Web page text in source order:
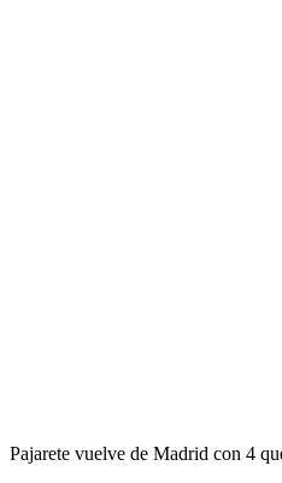
Pajarete vuelve de Madrid con 4